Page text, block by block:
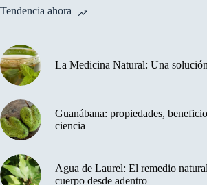
Tendencia ahora
La Medicina Natural: Una
Guanábana: propiedades,
ciencia
Agua de Laurel: El remedio
cuerpo desde adentro